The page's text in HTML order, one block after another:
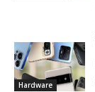
Hardware